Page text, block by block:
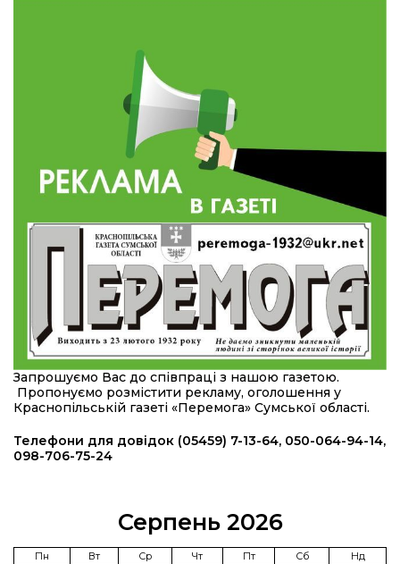
Обмежено придатний, але безмежно
вмотивований: Як колишній лісівник став асом
артилерії
490 пацієнтів та 15 відвіданих сіл: МБФ
«Альянс громадського здоров’я» підбив
підсумки роботи мобільних клінік у Сумській
області
12:24
23 лип
Покинув безпечне життя за кордоном, щоб
захистити рідну землю: пам’яті Сергія
Балабаєнка (ВІДЕО)
23 лип
Командир гармати Руслан Козирін: «Змінити
підрозділ чи бригаду – навіть думки не було»
20:36
22 лип
Нова кав’ярня в Сумах: як родина військового
з Краснопілля відкрила «Лев каву» за грантові
кошти (ВІДЕО)
14:37
21 лип
Захищав кордон до останнього подиху:
пам’яті полеглого прикордонника Олександра
Від штанги до «крил»: як спорт і характер
колишнього паверліфтера гартують перемогу
Запрошуємо Вас до співпраці з нашою газетою.
Пропонуємо розмістити рекламу, оголошення у
Краснопільській газеті «Перемога» Сумської області.
Телефони для довідок (05459) 7-13-64, 050-064-94-14,
098-706-75-24
Серпень 2026
Пн Вт Ср Чт Пт Сб
Нд